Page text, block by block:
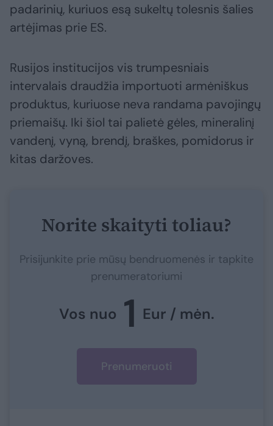
padarinių, kuriuos esą sukeltų tolesnis šalies
artėjimas prie ES.
Rusijos institucijos vis trumpesniais
intervalais draudžia importuoti armėniškus
produktus, kuriuose neva randama pavojingų
priemaišų. Iki šiol tai palietė gėles, mineralinį
vandenį, vyną, brendį, braškes, pomidorus ir
kitas daržoves.
Norite skaityti toliau?
Prisijunkite prie mūsų bendruomenės ir tapkite
prenumeratoriumi
Vos nuo 1 Eur / mėn.
Prenumeruoti